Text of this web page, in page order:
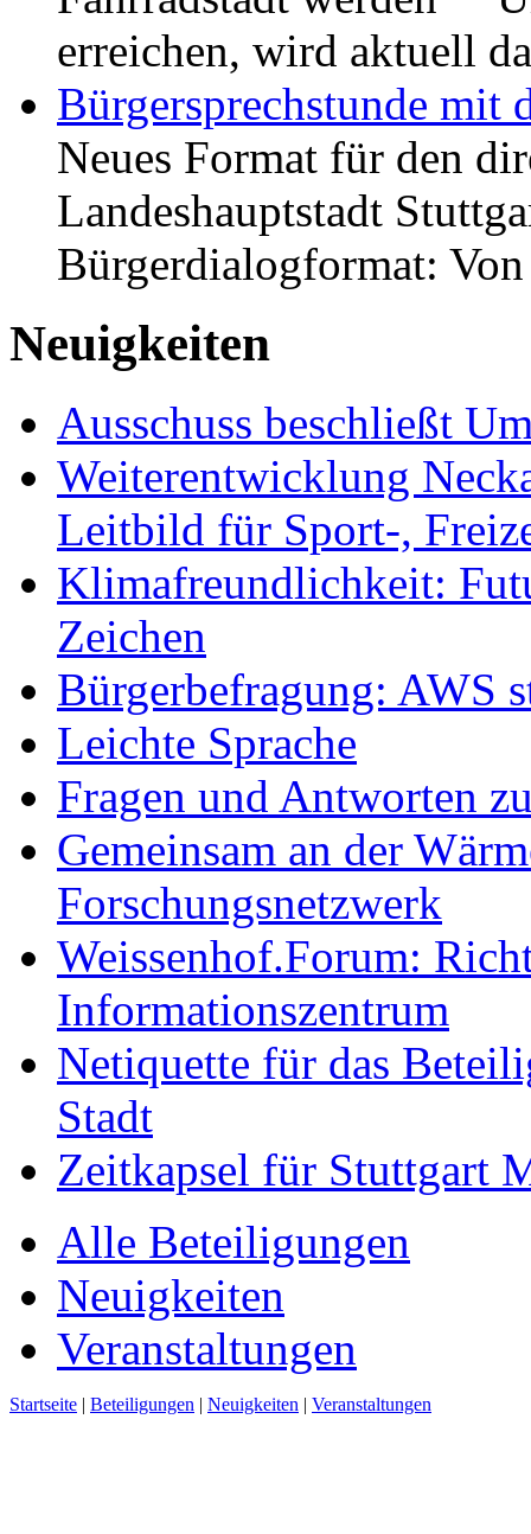
erreichen, wird aktuell
Bürgersprechstunde mit
Neues Format für den
Landeshauptstadt
Bürgerdialogformat:
Neuigkeiten
Ausschuss beschließt
Weiterentwicklung
Leitbild für Sport-,
Klimafreundlichkeit:
Zeichen
Bürgerbefragung: AWS
Leichte Sprache
Fragen und Antworten
Gemeinsam an der
Forschungsnetzwerk
Weissenhof.Forum:
Informationszentrum
Netiquette für das
Stadt
Zeitkapsel für Stuttgart
Alle Beteiligungen
Neuigkeiten
Veranstaltungen
Startseite | Beteiligungen | Neuigkeiten | Veranstaltungen